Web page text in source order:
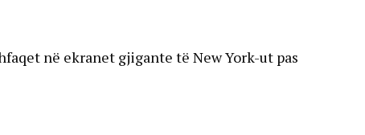
në ekranet gjigante të New York-ut pas